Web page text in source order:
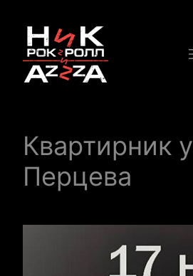
содержимому
Квартирник у
Перцева